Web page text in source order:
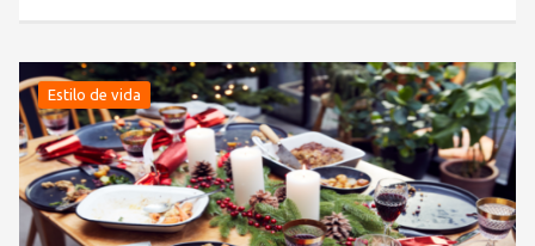
Estilo de vida